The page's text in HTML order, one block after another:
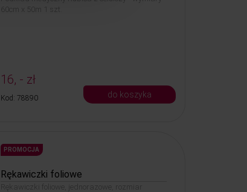
60cm x 50m 1 szt.
16, - zł
Kod: 78890 do koszyka
PROMOCJA
Rękawiczki foliowe
Rękawiczki foliowe, jednorazowe, rozmiar